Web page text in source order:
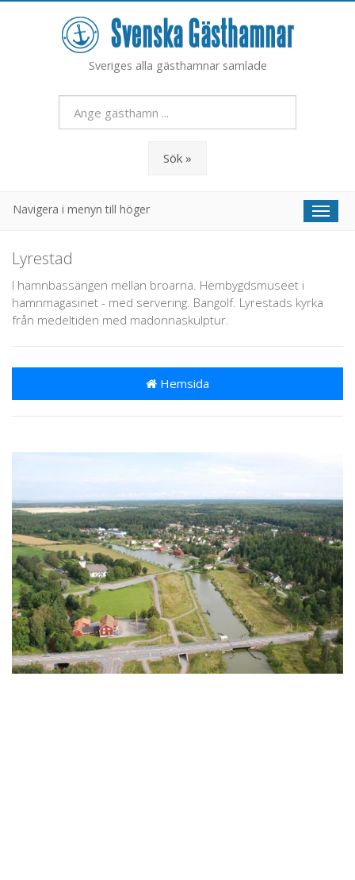
Sveriges alla gästhamnar samlade
Sök »
Navigera i menyn till höger
Toggle
Lyrestad
I hamnbassängen mellan broarna. Hembygdsmuseet i
hamnmagasinet - med servering. Bangolf. Lyrestads kyrka
från medeltiden med madonnaskulptur.
Hemsida